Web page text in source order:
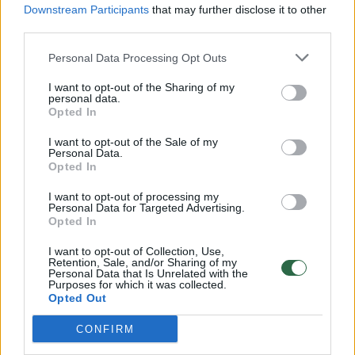
Downstream Participants that may further disclose it to other
Personal Data Processing Opt Outs
I want to opt-out of the Sharing of my
personal data.
Opted In
I want to opt-out of the Sale of my
Personal Data.
Opted In
I want to opt-out of processing my
Personal Data for Targeted Advertising.
Opted In
I want to opt-out of Collection, Use,
Retention, Sale, and/or Sharing of my
Personal Data that Is Unrelated with the
Purposes for which it was collected.
Opted Out
CONFIRM
00:00:57
32 laipsnių šilumos
Žinios | Orai
V. Zalužno pasisakymą laiko bandymu įsitvirtinti
Ukrainos politikoje: jis yra neteisus
vaizdas pribloškia
Žinios | Lietuvos diena
Visi įrašai